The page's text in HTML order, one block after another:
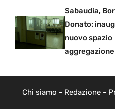
Sabaudia,
Donato:
nuovo spazio
aggregazione
Chi siamo - Redazione-